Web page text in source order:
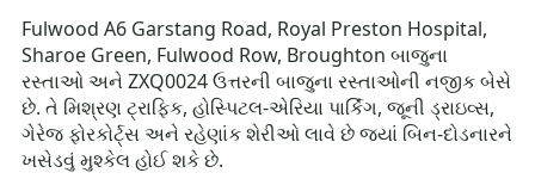
Fulwood A6 Garstang Road, Royal Preston Hospital,
Sharoe Green, Fulwood Row, Broughton બાજુના
રસ્તાઓ અને ZXQ0024 ઉત્તરની બાજુના રસ્તાઓની નજીક બેસે
છે. તે મિશ્રણ ટ્રાફિક, હોસ્પિટલ-એરિયા પાર્કિંગ, જૂની ડ્રાઇવ્સ,
ગેરેજ ફોરકોર્ટ્સ અને રહેણાંક શેરીઓ લાવે છે જ્યાં બિન-દોડનારને
ખસેડવું મુશ્કેલ હોઈ શકે છે.